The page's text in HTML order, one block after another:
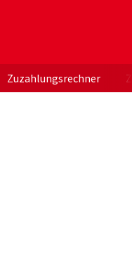
Zuzahlungsrechner